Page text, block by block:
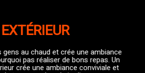
EXTÉRIEUR
gens au chaud et crée une ambiance
pas réaliser de bons repas. Un
crée une ambiance conviviale et